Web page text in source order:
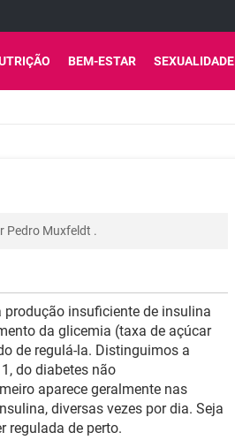
BEM-ESTAR SEXUALIDADE
Pedro Muxfeldt .
insuficiente de insulina
da glicemia (taxa de açúcar
de regulá-la. Distinguimos a
do diabetes não
aparece geralmente nas
diversas vezes por dia. Seja
regulada de perto.